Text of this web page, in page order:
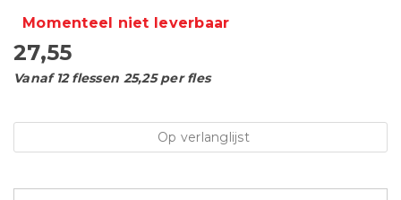
Momenteel niet leverbaar
27,55
Vanaf 12 flessen 25,25 per fles
Op verlanglijst